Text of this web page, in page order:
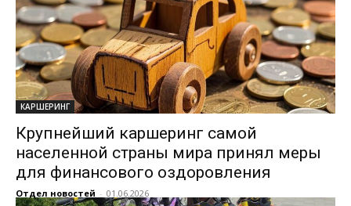
КАРШЕРИНГ
Крупнейший каршеринг самой
населенной страны мира принял меры
для финансового оздоровления
Отдел новостей - 01.06.2026